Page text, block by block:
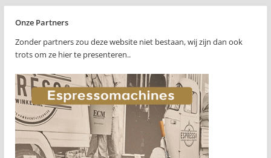
Onze Partners
Zonder partners zou deze website niet bestaan, wij zijn dan ook
trots om ze hier te presenteren..